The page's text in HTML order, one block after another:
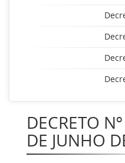
DECRETO
DE JUNHO